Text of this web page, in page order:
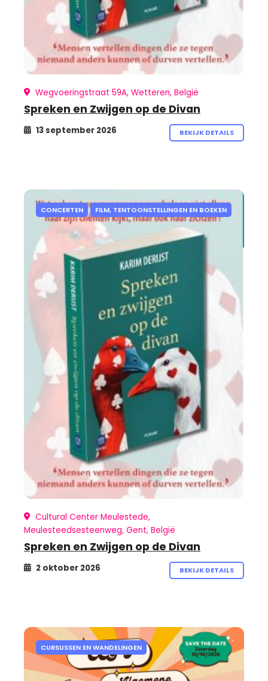
Wegvoeringstraat 59A, Wetteren, België
Spreken en Zwijgen op de Divan
13 september 2026 BEKIJK DETAILS
CONCERTEN FILM, TENTOONSTELLINGEN EN BOEKEN
Cultural Center Meulestede,
Meulesteedsesteenweg, Gent, België
Spreken en Zwijgen op de Divan
2 oktober 2026 BEKIJK DETAILS
CURSUSSEN EN WANDELINGEN